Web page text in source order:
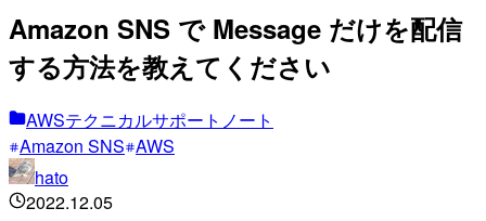
Amazon SNS で Message だけを配信
する方法を教えてください
AWSテクニカルサポートノート
Amazon SNS AWS
hato
2022.12.05